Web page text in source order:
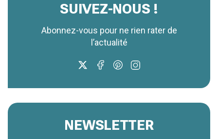
SUIVEZ-NOUS !
Abonnez-vous pour ne rien rater de
l’actualité
NEWSLETTER